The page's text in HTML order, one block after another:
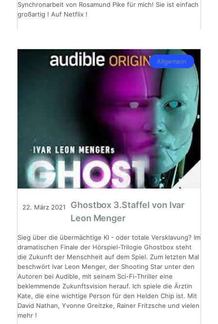
Synchronarbeit von Rosamund Pike für mich! Sie ist einfach
großartig ! Auf Netflix !
Allgemein
22. März 2021
Ghostbox 3.Staffel von Ivar
Leon Menger
Sieg über die übermächtige KI - oder totale Versklavung? Im
dramatischen Finale der Hörspiel-Trilogie Ghostbox steht
die Zukunft der Menschheit auf dem Spiel. Zum letzten Mal
beschwört Ivar Leon Menger, der Shooting Star unter den
Autoren bei Audible, mit seinem Sci-Fi-Thriller eine
beklemmende Zukunftsvision herauf. Ich spiele die Ärztin
Kate, die eine wichtige Person für den Helden Chip ist. Mit
David Nathan, Yvonne Greitzke, Rainer Fritzsche und vielen
mehr !